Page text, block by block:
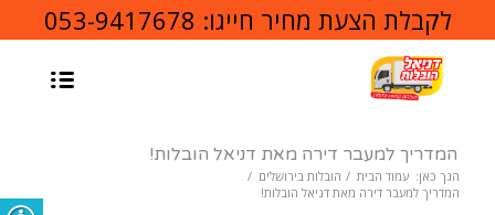
לקבלת הצעת מחיר חייגו: 053-9417678
המדריך למעבר דירה מאת דניאל הובלות!
הנך כאן: עמוד הבית / הובלות בירושלים /
המדריך למעבר דירה מאת דניאל הובלות!